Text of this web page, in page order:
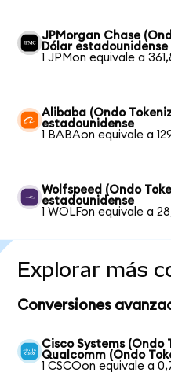
JPMorgan Chase
Dólar estadounidense
1 JPMon equivale a
Alibaba (Ondo
estadounidense
1 BABAon equivale a
Wolfspeed (Ondo
estadounidense
1 WOLFon equivale a
Explorar más
Conversiones
Cisco Systems (Ondo
Qualcomm (Ondo
1 CSCOon equivale a